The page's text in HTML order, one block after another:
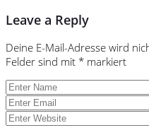
Leave a Reply
Deine E-Mail-Adresse wird
Felder sind mit * markiert